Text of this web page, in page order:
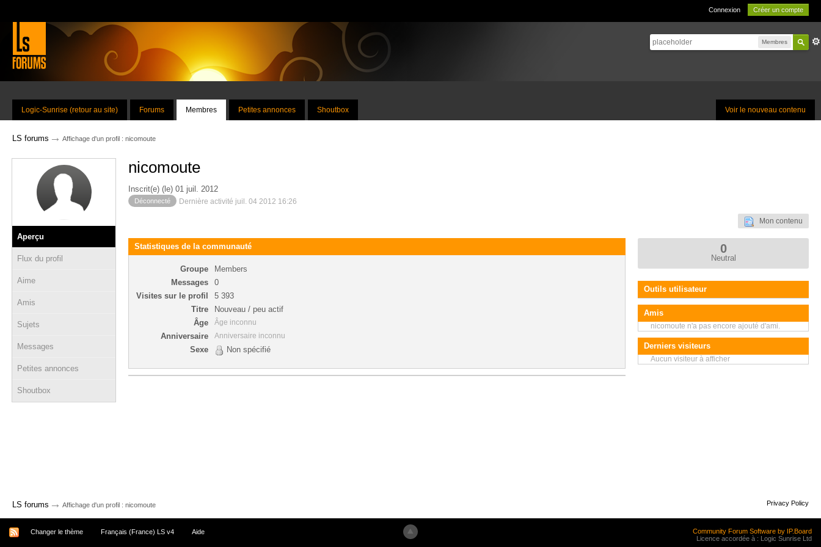
Connexion Créer un compte
Membres
Voir le nouveau contenu
Logic-Sunrise (retour au site) Forums Membres Petites annonces Shoutbox
LS forums → Affichage d'un profil : nicomoute
Aperçu
Flux du profil
Aime
Amis
Sujets
Messages
Petites annonces
Shoutbox
nicomoute
Inscrit(e) (le) 01 juil. 2012
Déconnecté Dernière activité juil. 04 2012 16:26
Mon contenu
Statistiques de la communauté
Groupe
Members
Messages
0
Visites sur le profil
5 393
Titre
Nouveau / peu actif
Âge
Âge inconnu
Anniversaire Anniversaire inconnu
Sexe Non spécifié
0
Neutral
Outils utilisateur
Amis
nicomoute n'a pas encore ajouté d'ami.
Derniers visiteurs
Aucun visiteur à afficher
LS forums → Affichage d'un profil : nicomoute Privacy Policy
Changer le thème Français (France) LS v4 Aide
Community Forum Software by IP.Board
Licence accordée à : Logic Sunrise Ltd